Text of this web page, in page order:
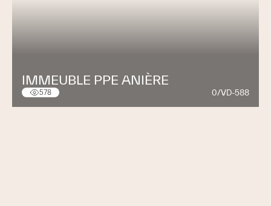
IMMEUBLE PPE ANIÈRE
578 0/VD-588